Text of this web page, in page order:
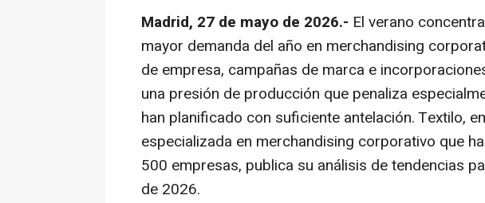
Madrid, 27 de mayo de 2026.- El verano
mayor demanda del año en merchandising
de empresa, campañas de marca e
una presión de producción que penaliza
han planificado con suficiente antelación. Textilo,
especializada en merchandising corporativo que
500 empresas, publica su análisis de tendencias
de 2026.